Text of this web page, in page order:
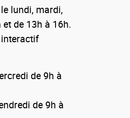
lundi, mardi,
de 13h à 16h.
de 9h à
de 9h à